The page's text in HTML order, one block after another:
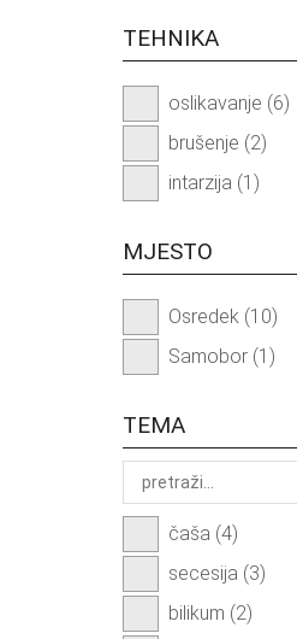
TEHNIKA
oslikavanje (6)
brušenje (2)
intarzija (1)
MJESTO
Osredek (10)
Samobor (1)
TEMA
čaša (4)
secesija (3)
bilikum (2)